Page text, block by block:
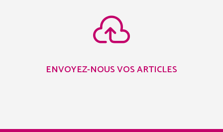

ENVOYEZ-NOUS VOS ARTICLES